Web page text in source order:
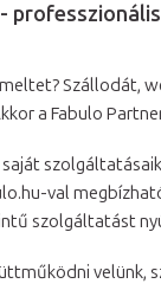
Szállodát,
a Fabulo
val
szolgáltatást
velünk,